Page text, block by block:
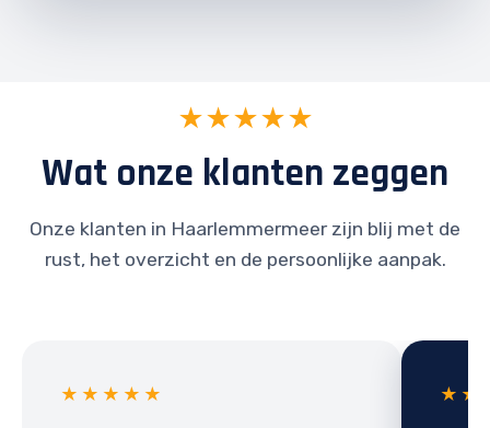
★★★★★
Wat onze klanten zeggen
Onze klanten in Haarlemmermeer zijn blij met de
rust, het overzicht en de persoonlijke aanpak.
★★★★★